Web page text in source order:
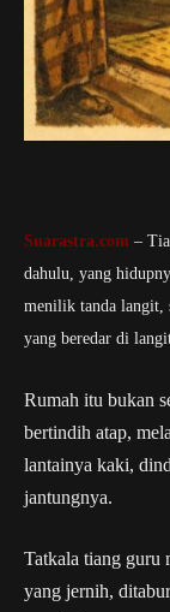
Suarastra.com –
dahulu, yang
menilik tanda langit,
yang beredar di
Rumah itu bukan
bertindih atap,
lantainya kaki,
jantungnya.
Tatkala tiang guru
yang jernih,